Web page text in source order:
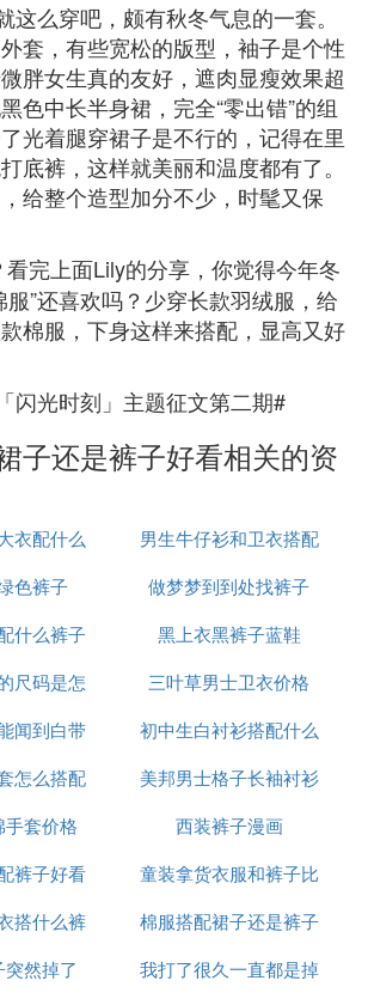
这么穿吧，颇有秋冬气息的一套。
套，有些宽松的版型，袖子是个性
胖女生真的友好，遮肉显瘦效果超
色中长半身裙，完全“零出错”的组
光着腿穿裙子是不行的，记得在里
底裤，这样就美丽和温度都有了。
给整个造型加分不少，时髦又保
完上面Lily的分享，你觉得今年冬
服”还喜欢吗？少穿长款羽绒服，给
棉服，下身这样来搭配，显高又好
闪光时刻」主题征文第二期#
子还是裤子好看相关的资
衣配什么
看吗
男生牛仔衫和卫衣搭配
什么裤子
色裤子
做梦梦到到处找裤子
什么裤子
黑上衣黑裤子蓝鞋
尺码是怎
的
三叶草男士卫衣价格
闻到白带
初中生白衬衫搭配什么
外套
怎么搭配
子
美邦男士格子长袖衬衫
手套价格
西装裤子漫画
裤子好看
童装拿货衣服和裤子比
例是多少
搭什么裤
子
棉服搭配裙子还是裤子
好看
然掉了
我打了很久一直都是掉